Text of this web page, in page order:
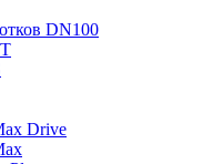
DN100
Drive